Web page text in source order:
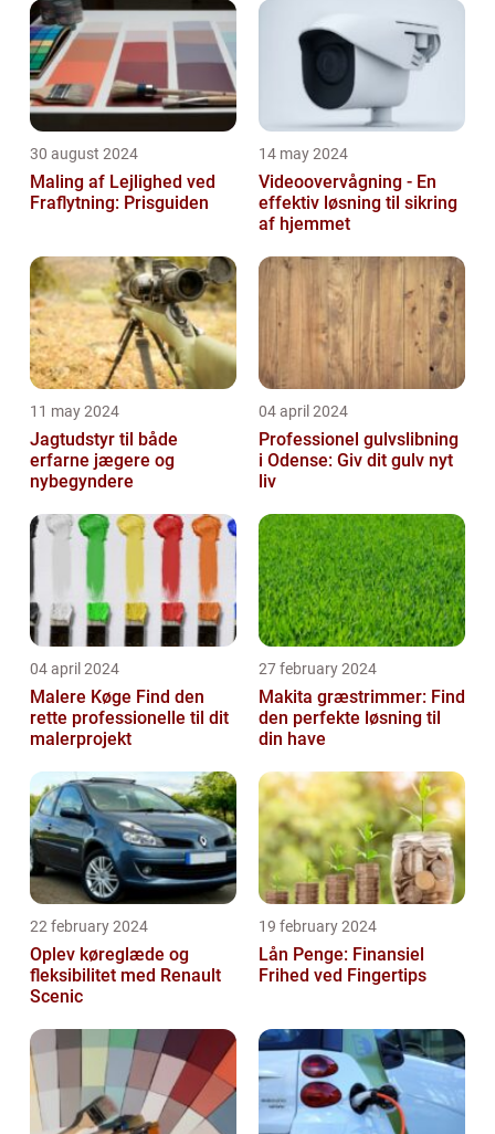
30 august 2024
Maling af Lejlighed ved
Fraflytning: Prisguiden
14 may 2024
Videoovervågning - En
effektiv løsning til sikring
af hjemmet
11 may 2024
Jagtudstyr til både
erfarne jægere og
nybegyndere
04 april 2024
Professionel gulvslibning
i Odense: Giv dit gulv nyt
liv
04 april 2024
Malere Køge Find den
rette professionelle til dit
malerprojekt
27 february 2024
Makita græstrimmer: Find
den perfekte løsning til
din have
22 february 2024
Oplev køreglæde og
fleksibilitet med Renault
Scenic
19 february 2024
Lån Penge: Finansiel
Frihed ved Fingertips